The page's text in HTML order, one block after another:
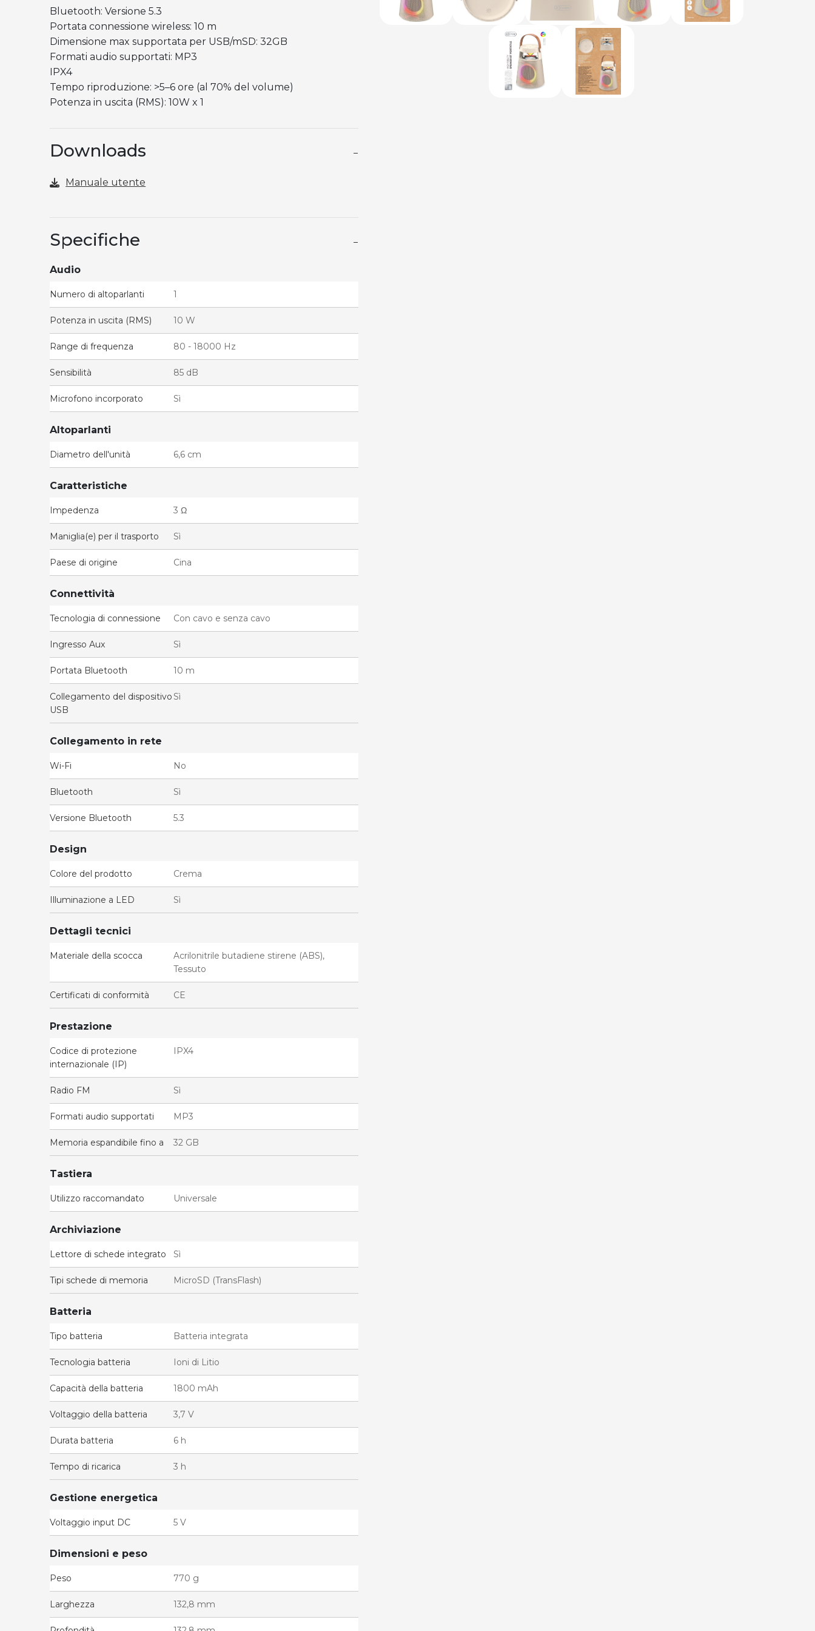
Bluetooth: Versione 5.3
Portata connessione wireless: 10 m
Dimensione max supportata per USB/mSD: 32GB
Formati audio supportati: MP3
IPX4
Tempo riproduzione: >5–6 ore (al 70% del volume)
Potenza in uscita (RMS): 10W x 1
Downloads −
Manuale utente
Specifiche −
Audio
Numero di altoparlanti 1
Potenza in uscita (RMS) 10 W
Range di frequenza 80 - 18000 Hz
Sensibilità 85 dB
Microfono incorporato Sì
Altoparlanti
Diametro dell'unità 6,6 cm
Caratteristiche
Impedenza 3 Ω
Maniglia(e) per il trasporto Sì
Paese di origine Cina
Connettività
Tecnologia di connessione Con cavo e senza cavo
Ingresso Aux Sì
Portata Bluetooth 10 m
Collegamento del dispositivo
USB
Sì
Collegamento in rete
Wi-Fi No
Bluetooth Sì
Versione Bluetooth 5.3
Design
Colore del prodotto Crema
Illuminazione a LED Sì
Dettagli tecnici
Materiale della scocca
Acrilonitrile butadiene stirene (ABS),
Tessuto
Certificati di conformità CE
Prestazione
Codice di protezione
internazionale (IP)
IPX4
Radio FM Sì
Formati audio supportati MP3
Memoria espandibile fino a 32 GB
Tastiera
Utilizzo raccomandato Universale
Archiviazione
Lettore di schede integrato Sì
Tipi schede di memoria MicroSD (TransFlash)
Batteria
Tipo batteria Batteria integrata
Tecnologia batteria Ioni di Litio
Capacità della batteria 1800 mAh
Voltaggio della batteria 3,7 V
Durata batteria 6 h
Tempo di ricarica 3 h
Gestione energetica
Voltaggio input DC 5 V
Dimensioni e peso
Peso 770 g
Larghezza 132,8 mm